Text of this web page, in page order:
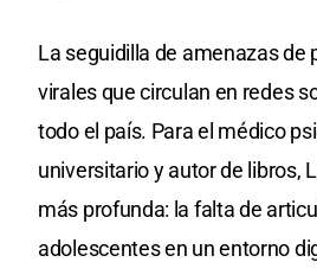
La seguidilla de amenazas
virales que circulan en redes
todo el país. Para el médico
universitario y autor de libros,
más profunda: la falta de
adolescentes en un entorno